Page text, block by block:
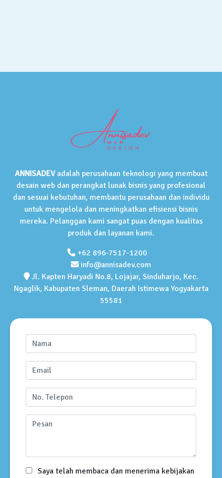
ANNISADEVadalah perusahaan teknologi yang membuat
desain web dan perangkat lunak bisnis yang profesional
dan sesuai kebutuhan, membantu perusahaan dan individu
untuk mengelola dan meningkatkan efisiensi bisnis
mereka. Pelanggan kami sangat puas dengan kualitas
produk dan layanan kami.
+62 896-7517-1200
info@annisadev.com
Jl. Kapten Haryadi No.8, Lojajar, Sinduharjo, Kec.
Ngaglik, Kabupaten Sleman, Daerah Istimewa Yogyakarta
55581
Saya telah membaca dan menerima kebijakan